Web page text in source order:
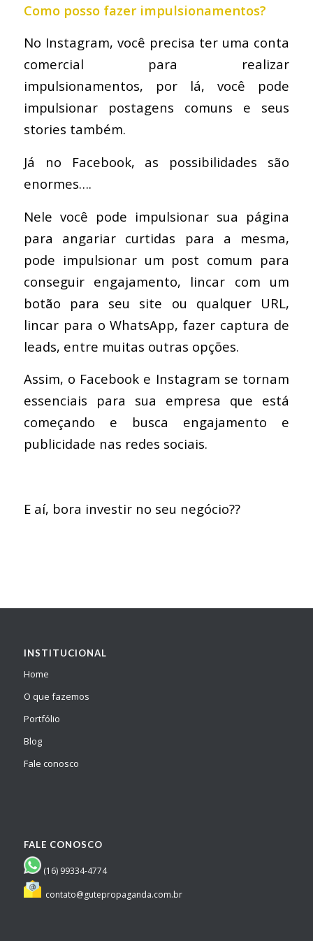
Como posso fazer impulsionamentos?
No Instagram, você precisa ter uma conta
comercial para realizar
impulsionamentos, por lá, você pode
impulsionar postagens comuns e seus
stories também.
Já no Facebook, as possibilidades são
enormes….
Nele você pode impulsionar sua página
para angariar curtidas para a mesma,
pode impulsionar um post comum para
conseguir engajamento, lincar com um
botão para seu site ou qualquer URL,
lincar para o WhatsApp, fazer captura de
leads, entre muitas outras opções.
Assim, o Facebook e Instagram se tornam
essenciais para sua empresa que está
começando e busca engajamento e
publicidade nas redes sociais.
E aí, bora investir no seu negócio??
INSTITUCIONAL
Home
O que fazemos
Portfólio
Blog
Fale conosco
FALE CONOSCO
(16) 99334-4774
contato@gutepropaganda.com.br